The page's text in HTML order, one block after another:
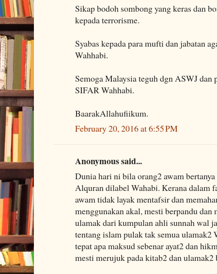
Sikap bodoh sombong yang keras dan
kepada terrorisme.
Syabas kepada para mufti dan jabatan
Wahhabi.
Semoga Malaysia teguh dgn ASWJ dan
SIFAR Wahhabi.
BaarakAllahufiikum.
February 20, 2016 at 6:55 PM
Anonymous said...
Dunia hari ni bila orang2 awam
Alquran dilabel Wahabi. Kerana dalam
awam tidak layak mentafsir dan
menggunakan akal, mesti berpandu
ulamak dari kumpulan ahli sunnah wal
tentang islam pulak tak semua ulamak2
tepat apa maksud sebenar ayat2 dan
mesti merujuk pada kitab2 dan ulamak2